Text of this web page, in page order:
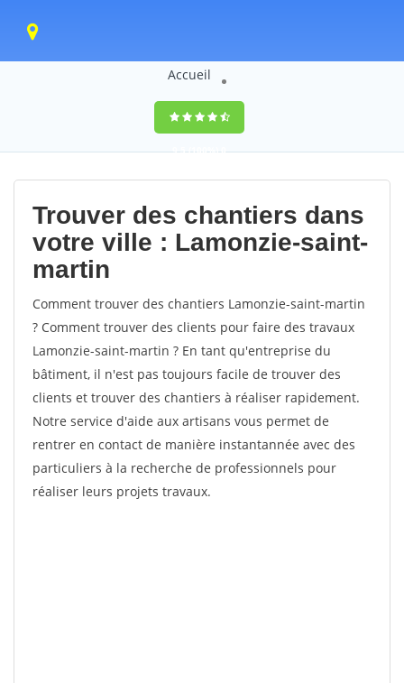
Accueil
9,5(100%)0
votes
Trouver des chantiers dans
votre ville : Lamonzie-saint-
martin
Comment trouver des chantiers Lamonzie-saint-martin
? Comment trouver des clients pour faire des travaux
Lamonzie-saint-martin ? En tant qu'entreprise du
bâtiment, il n'est pas toujours facile de trouver des
clients et trouver des chantiers à réaliser rapidement.
Notre service d'aide aux artisans vous permet de
rentrer en contact de manière instantannée avec des
particuliers à la recherche de professionnels pour
réaliser leurs projets travaux.